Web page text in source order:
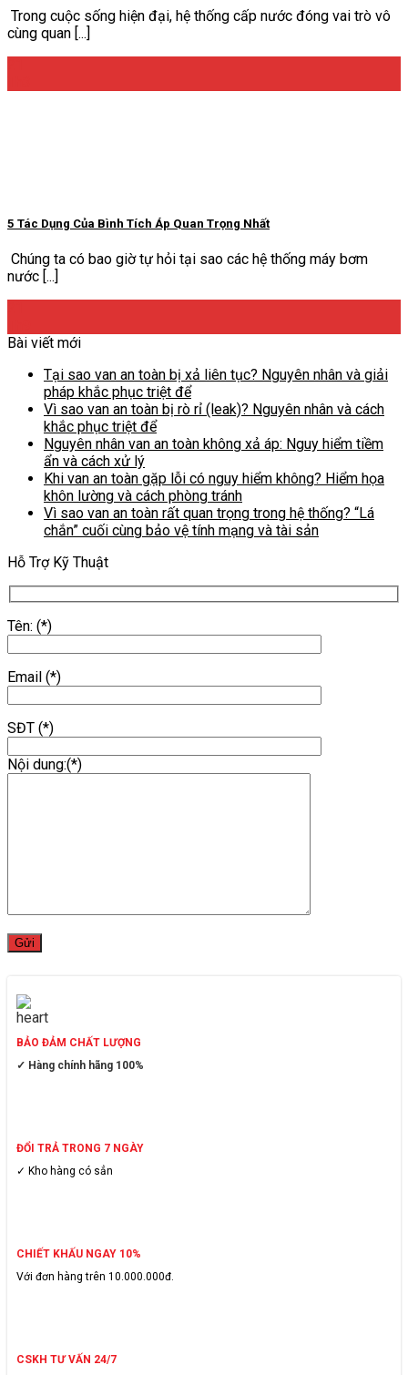
Trong cuộc sống hiện đại, hệ thống cấp nước đóng vai trò vô
cùng quan [...]
5 Tác Dụng Của Bình Tích Áp Quan Trọng Nhất
Chúng ta có bao giờ tự hỏi tại sao các hệ thống máy bơm
nước [...]
Bài viết mới
Tại sao van an toàn bị xả liên tục? Nguyên nhân và giải
pháp khắc phục triệt để
Vì sao van an toàn bị rò rỉ (leak)? Nguyên nhân và cách
khắc phục triệt để
Nguyên nhân van an toàn không xả áp: Nguy hiểm tiềm
ẩn và cách xử lý
Khi van an toàn gặp lỗi có nguy hiểm không? Hiểm họa
khôn lường và cách phòng tránh
Vì sao van an toàn rất quan trọng trong hệ thống? “Lá
chắn” cuối cùng bảo vệ tính mạng và tài sản
Hỗ Trợ Kỹ Thuật
Tên: (*)
Email (*)
SĐT (*)
Nội dung:(*)
BẢO ĐẢM CHẤT LƯỢNG
✓ Hàng chính hãng 100%
ĐỔI TRẢ TRONG 7 NGÀY
✓ Kho hàng có sẳn
CHIẾT KHẤU NGAY 10%
Với đơn hàng trên 10.000.000đ.
CSKH TƯ VẤN 24/7